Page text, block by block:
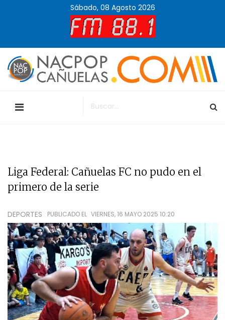
Sábado, 08 Agosto 2026
Liga Federal: Cañuelas FC no pudo en el
primero de la serie
DEPORTES PUBLICADO EL VIERNES, 16 MAYO 2025 10:20